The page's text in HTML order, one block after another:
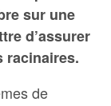
sur une
d’assurer
racinaires.
de